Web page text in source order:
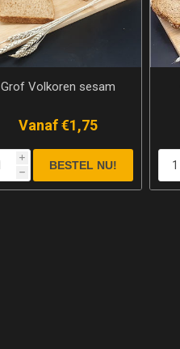
Grof Volkoren sesam
Vanaf €1,75
i
h